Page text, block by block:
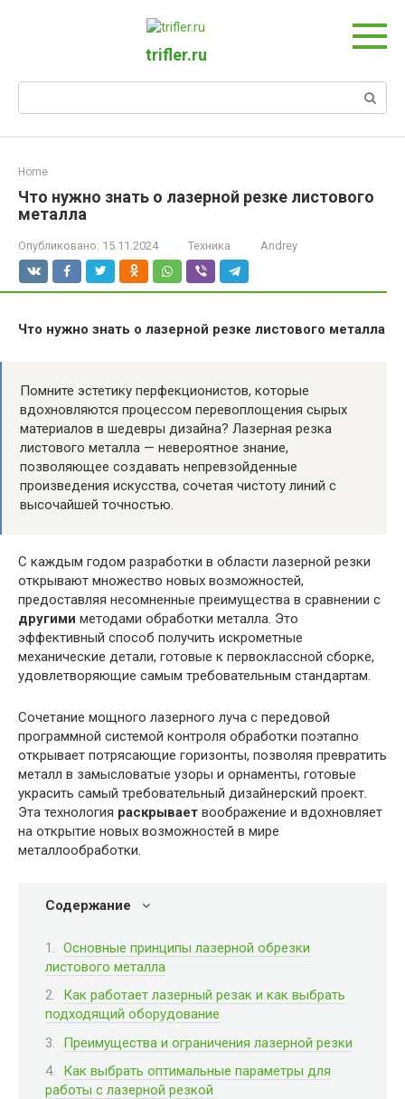
trifler.ru
Поиск:
Home
Что нужно знать о лазерной резке листового
металла
Опубликовано: 15.11.2024 Техника Andrey
Что нужно знать о лазерной резке листового металла
Помните эстетику перфекционистов, которые
вдохновляются процессом перевоплощения сырых
материалов в шедевры дизайна? Лазерная резка
листового металла — невероятное знание,
позволяющее создавать непревзойденные
произведения искусства, сочетая чистоту линий с
высочайшей точностью.
С каждым годом разработки в области лазерной резки
открывают множество новых возможностей,
предоставляя несомненные преимущества в сравнении с
другими методами обработки металла. Это
эффективный способ получить искрометные
механические детали, готовые к первоклассной сборке,
удовлетворяющие самым требовательным стандартам.
Сочетание мощного лазерного луча с передовой
программной системой контроля обработки поэтапно
открывает потрясающие горизонты, позволяя превратить
металл в замысловатые узоры и орнаменты, готовые
украсить самый требовательный дизайнерский проект.
Эта технология раскрывает воображение и вдохновляет
на открытие новых возможностей в мире
металлообработки.
Содержание
Основные принципы лазерной обрезки
листового металла
Как работает лазерный резак и как выбрать
подходящий оборудование
Преимущества и ограничения лазерной резки
Как выбрать оптимальные параметры для
работы с лазерной резкой